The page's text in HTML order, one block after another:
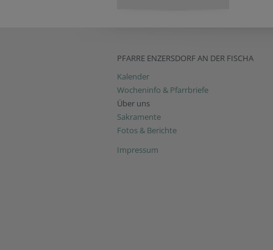
PFARRE ENZERSDORF AN DER FISCHA
Kalender
Wocheninfo & Pfarrbriefe
Über uns
Sakramente
Fotos & Berichte
Impressum